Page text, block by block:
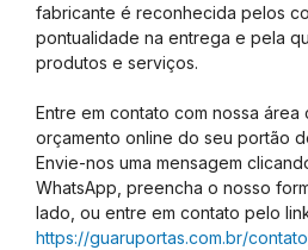
fabricante é reconhecida pelos
pontualidade na entrega e pela
produtos e serviços.
Entre em contato com nossa área
orçamento online do seu portão
Envie-nos uma mensagem
WhatsApp, preencha o nosso
lado, ou entre em contato pelo
https://guaruportas.com.br/